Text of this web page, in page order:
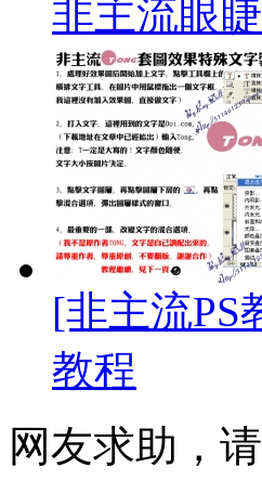
非主流眼
[非主流PS
教程
网友求助，